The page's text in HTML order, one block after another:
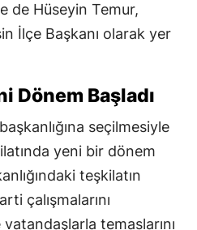
de Hüseyin Temur,
İlçe Başkanı olarak yer
Dönem Başladı
seçilmesiyle
yeni bir dönem
teşkilatın
çalışmalarını
temaslarını